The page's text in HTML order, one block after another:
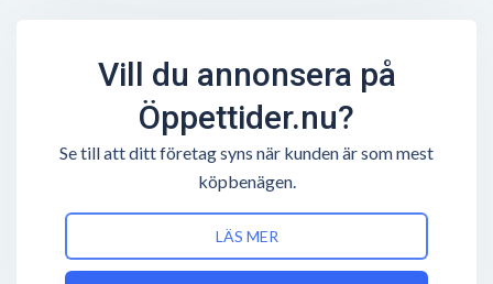
Vill du annonsera på
Öppettider.nu?
Se till att ditt företag syns när kunden är som mest
köpbenägen.
LÄS MER